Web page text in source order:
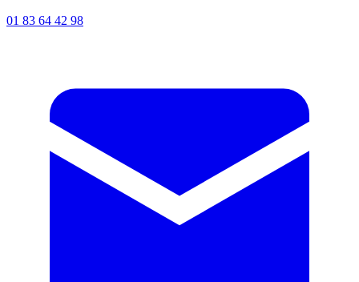
01 83 64 42 98